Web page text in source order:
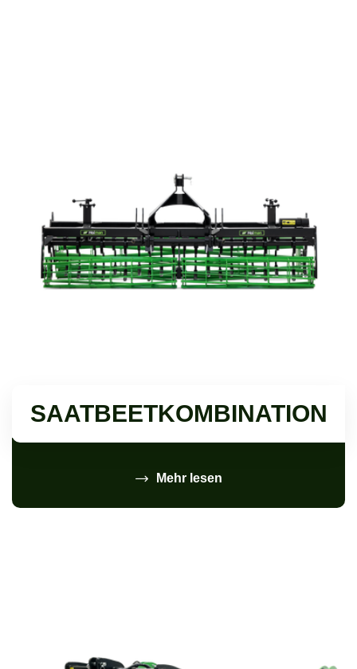
Mehr lesen
SAATBEETKOMBINATION